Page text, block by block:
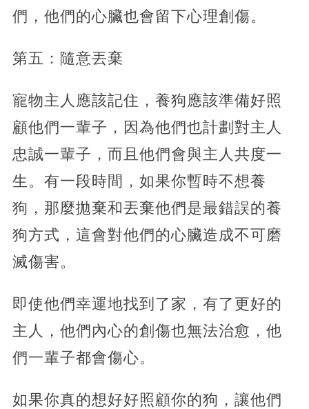
們，他們的心臟也會留下心理創傷。
第五：隨意丟棄
寵物主人應該記住，養狗應該準備好照
顧他們一輩子，因為他們也計劃對主人
忠誠一輩子，而且他們會與主人共度一
生。有一段時間，如果你暫時不想養
狗，那麼拋棄和丟棄他們是最錯誤的養
狗方式，這會對他們的心臟造成不可磨
滅傷害。
即使他們幸運地找到了家，有了更好的
主人，他們內心的創傷也無法治愈，他
們一輩子都會傷心。
如果你真的想好好照顧你的狗，讓他們